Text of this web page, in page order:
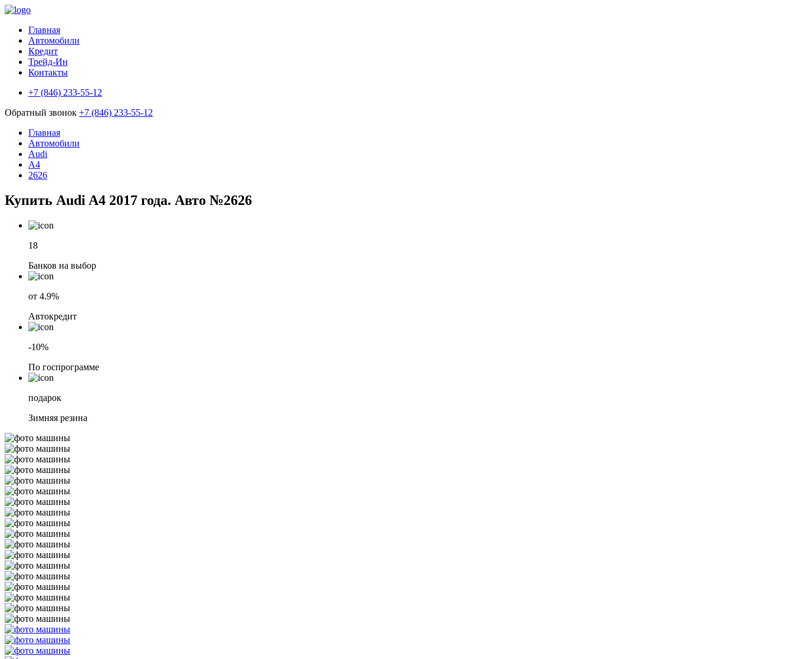
Главная
Автомобили
Кредит
Трейд-Ин
Контакты
+7 (846) 233-55-12
Обратный звонок +7 (846) 233-55-12
Главная
Автомобили
Audi
A4
2626
Купить Audi A4 2017 года. Авто №2626
18
Банков на выбор
от 4.9%
Автокредит
-10%
По госпрограмме
подарок
Зимняя резина